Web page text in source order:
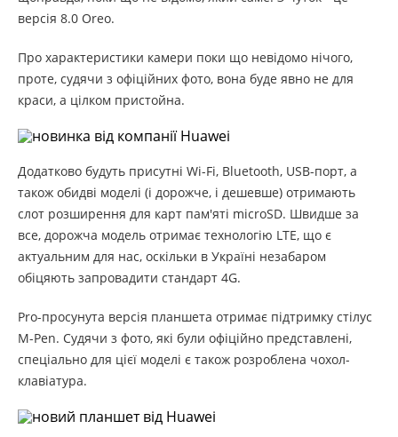
версія 8.0 Oreo.
Про характеристики камери поки що невідомо нічого,
проте, судячи з офіційних фото, вона буде явно не для
краси, а цілком пристойна.
Додатково будуть присутні Wi-Fi, Bluetooth, USB-порт, а
також обидві моделі (і дорожче, і дешевше) отримають
слот розширення для карт пам'яті microSD. Швидше за
все, дорожча модель отримає технологію LTE, що є
актуальним для нас, оскільки в Україні незабаром
обіцяють запровадити стандарт 4G.
Pro-просунута версія планшета отримає підтримку стілус
M-Pen. Судячи з фото, які були офіційно представлені,
спеціально для цієї моделі є також розроблена чохол-
клавіатура.